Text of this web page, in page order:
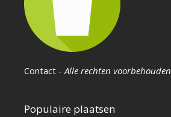
Contact -Alle rechten voorbehouden
Populaire plaatsen